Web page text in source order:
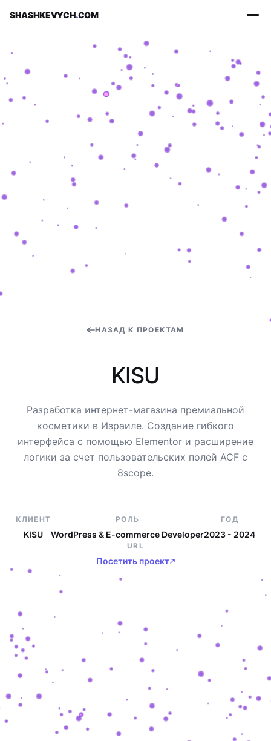
SHASHKEVYCH.COM
НАЗАД К ПРОЕКТАМ
KISU
Разработка интернет-магазина премиальной
косметики в Израиле. Создание гибкого
интерфейса с помощью Elementor и расширение
логики за счет пользовательских полей ACF с
8scope.
КЛИЕНТ
KISU
РОЛЬ
WordPress & E-commerce Developer
ГОД
2023 - 2024
URL
Посетить проект